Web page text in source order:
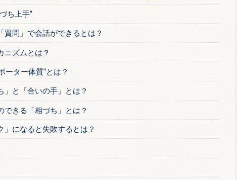
ち上手”
問」で会話ができるとは？
ズムとは？
ター体質”とは？
と「合いの手」とは？
きる「相づち」とは？
になると失敗するとは？